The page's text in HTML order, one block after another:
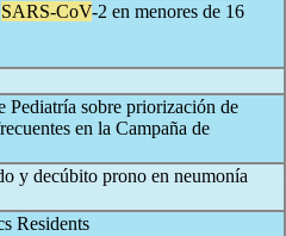
SARS-CoV-2 en menores de 16
Pediatría sobre priorización de
en la Campaña de
y decúbito prono en neumonía
Residents